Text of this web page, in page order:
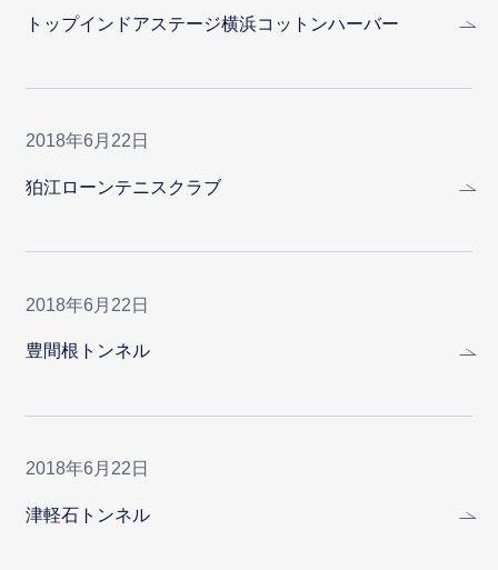
トップインドアステージ横浜コットンハーバー
2018年6月22日
狛江ローンテニスクラブ
2018年6月22日
豊間根トンネル
2018年6月22日
津軽石トンネル